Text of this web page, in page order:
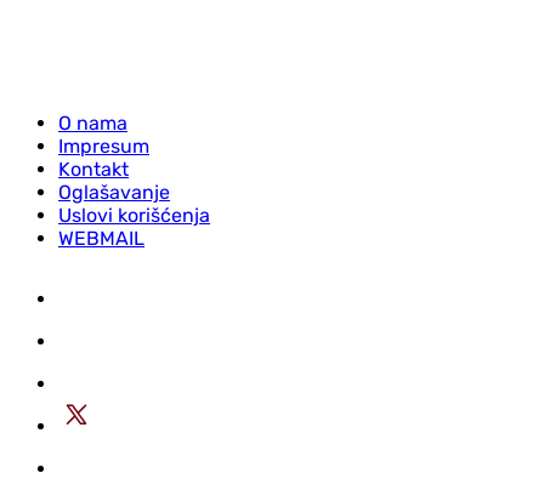
O nama
Impresum
Kontakt
Oglašavanje
Uslovi korišćenja
WEBMAIL